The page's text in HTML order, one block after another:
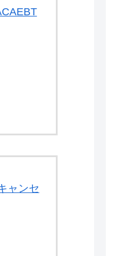
ャンセ